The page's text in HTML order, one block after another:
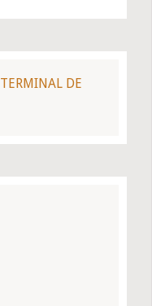
TERMINAL DE